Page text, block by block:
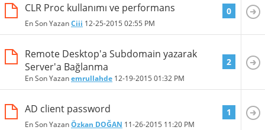
CLR Proc kullanımı ve performans
En Son YazanCiii 12-25-2015 02:55 PM
0
Remote Desktop'a Subdomain yazarak
Server'a Bağlanma
En Son Yazanemrullahde 12-19-2015 01:32 PM
2
AD client password
En Son YazanÖzkan DOĞAN 11-26-2015 11:20 PM
1